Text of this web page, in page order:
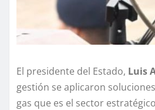
El presidente del Estado, Luis
gestión se aplicaron
gas que es el sector